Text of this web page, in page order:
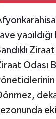
Odası